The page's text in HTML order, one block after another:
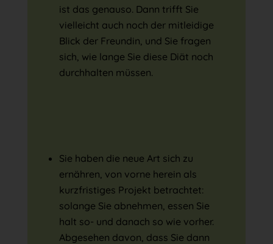
ist das genauso. Dann trifft Sie
vielleicht auch noch der mitleidige
Blick der Freundin, und Sie fragen
sich, wie lange Sie diese Diät noch
durchhalten müssen.
Sie haben die neue Art sich zu
ernähren, von vorne herein als
kurzfristiges Projekt betrachtet:
solange Sie abnehmen, essen Sie
halt so- und danach so wie vorher.
Abgesehen davon, dass Sie dann